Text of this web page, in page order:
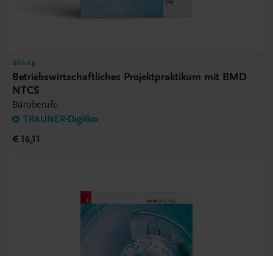
Bildung
Betriebswirtschaftliches Projektpraktikum mit BMD
NTCS
Büroberufe
TRAUNER-DigiBox
€ 16,11